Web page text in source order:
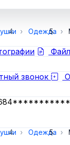
Одежда
звонок
Одежда